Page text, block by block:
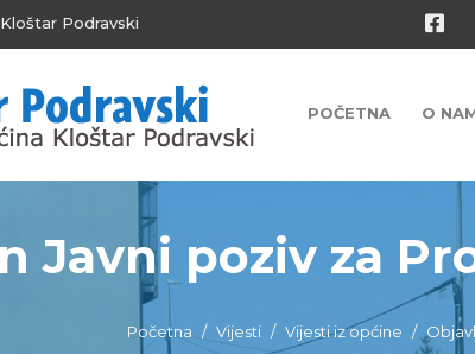
Podravski
POČETNA O
Javni poziv za
Početna Vijesti Vijesti iz općine